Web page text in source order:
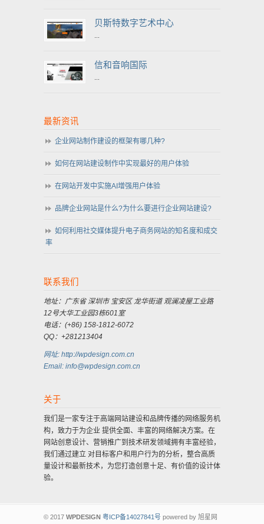
贝斯特数字艺术中心
信和音响国际
最新资讯
企业网站制作建设的框架有哪几种?
如何在网站建设制作中实现最好的用户体验
在网站开发中实施AI增强用户体验
品牌企业网站是什么?为什么要进行企业网站建设?
如何利用社交媒体提升电子商务网站的知名度和成交
率
联系我们
地址：广东省 深圳市 宝安区 龙华街道 观澜凌屋工业路
12号大华工业园3栋601室
电话：(+86) 158-1812-6072
QQ：+281213404
网址: http://wpdesign.com.cn
Email: info@wpdesign.com.cn
关于
我们是一家专注于高端网站建设和品牌传播的网络服务机
构，致力于为企业 提供全面、丰富的网络解决方案。在
网站创意设计、营销推广到技术研发领域拥有丰富经验，
我们通过建立 对目标客户和用户行为的分析，整合高质
量设计和最新技术，为您打造创意十足、有价值的设计体
验。
© 2017 WPDESIGN 粤ICP备14027841号 powered by 旭星网